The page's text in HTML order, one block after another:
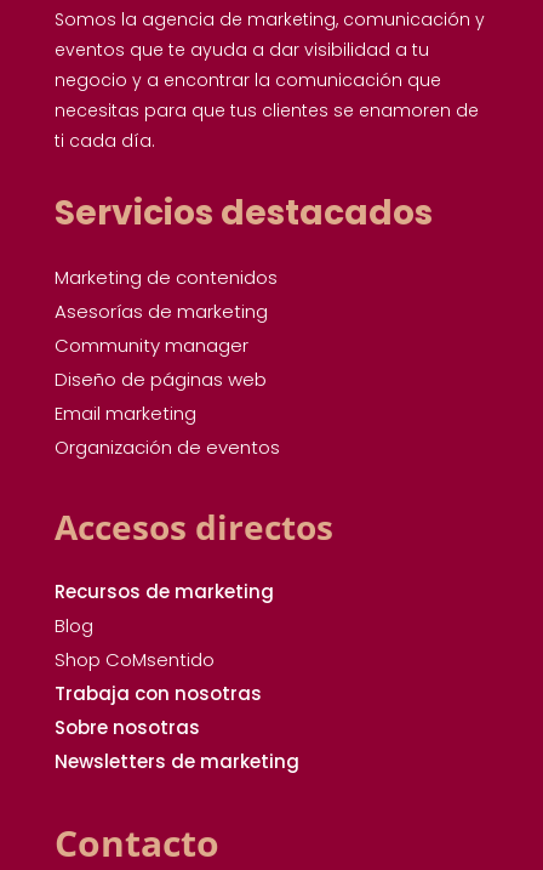
Somos la agencia de marketing, comunicación y
eventos que te ayuda a dar visibilidad a tu
negocio y a encontrar la comunicación que
necesitas para que tus clientes se enamoren de
ti cada día.
Servicios destacados
Marketing de contenidos
Asesorías de marketing
Community manager
Diseño de páginas web
Email marketing
Organización de eventos
Accesos directos
Recursos de marketing
Blog
Shop CoMsentido
Trabaja con nosotras
Sobre nosotras
Newsletters de marketing
Contacto